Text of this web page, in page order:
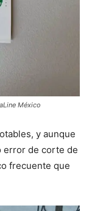
México
y aunque
error de corte de
frecuente que